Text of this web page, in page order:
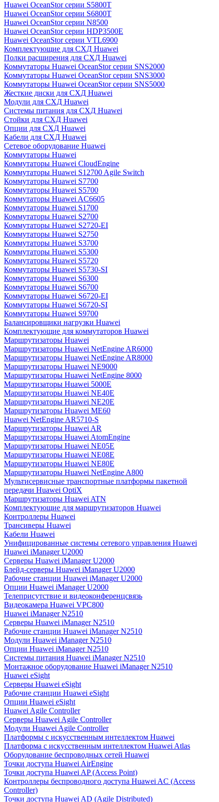
Huawei OceanStor серии S5800T
Huawei OceanStor серии S6800T
Huawei OceanStor серии N8500
Huawei OceanStor серии HDP3500E
Huawei OceanStor серии VTL6900
Комплектующие для СХД Huawei
Полки расширения для СХД Huawei
Коммутаторы Huawei OceanStor серии SNS2000
Коммутаторы Huawei OceanStor серии SNS3000
Коммутаторы Huawei OceanStor серии SNS5000
Жесткие диски для СХД Huawei
Модули для СХД Huawei
Системы питания для СХД Huawei
Стойки для СХД Huawei
Опции для СХД Huawei
Кабели для СХД Huawei
Сетевое оборудование Huawei
Коммутаторы Huawei
Коммутаторы Huawei CloudEngine
Коммутаторы Huawei S12700 Agile Switch
Коммутаторы Huawei S7700
Коммутаторы Huawei S5700
Коммутаторы Huawei AC6605
Коммутаторы Huawei S1700
Коммутаторы Huawei S2700
Коммутаторы Huawei S2720-EI
Коммутаторы Huawei S2750
Коммутаторы Huawei S3700
Коммутаторы Huawei S5300
Коммутаторы Huawei S5720
Коммутаторы Huawei S5730-SI
Коммутаторы Huawei S6300
Коммутаторы Huawei S6700
Коммутаторы Huawei S6720-EI
Коммутаторы Huawei S6720-SI
Коммутаторы Huawei S9700
Балансировщики нагрузки Huawei
Комплектующие для коммутаторов Huawei
Маршрутизаторы Huawei
Маршрутизаторы Huawei NetEngine AR6000
Маршрутизаторы Huawei NetEngine AR8000
Маршрутизаторы Huawei NE9000
Маршрутизаторы Huawei NetEngine 8000
Маршрутизаторы Huawei 5000E
Маршрутизаторы Huawei NE40E
Маршрутизаторы Huawei NE20E
Маршрутизаторы Huawei ME60
Huawei NetEngine AR5710-S
Маршрутизаторы Huawei AR
Маршрутизаторы Huawei AtomEngine
Маршрутизаторы Huawei NE05E
Маршрутизаторы Huawei NE08E
Маршрутизаторы Huawei NE80E
Маршрутизаторы Huawei NetEngine A800
Мультисервисные транспортные платформы пакетной
передачи Huawei OptiX
Маршрутизаторы Huawei ATN
Комплектующие для маршрутизаторов Huawei
Контроллеры Huawei
Трансиверы Huawei
Кабели Huawei
Унифицированные системы сетевого управления Huawei
Huawei iManager U2000
Серверы Huawei iManager U2000
Блейд-серверы Huawei iManager U2000
Рабочие станции Huawei iManager U2000
Опции Huawei iManager U2000
Телеприсутствие и видеоконференцсвязь
Видеокамера Huawei VPC800
Huawei iManager N2510
Серверы Huawei iManager N2510
Рабочие станции Huawei iManager N2510
Модули Huawei iManager N2510
Опции Huawei iManager N2510
Системы питания Huawei iManager N2510
Монтажное оборудование Huawei iManager N2510
Huawei eSight
Серверы Huawei eSight
Рабочие станции Huawei eSight
Опции Huawei eSight
Huawei Agile Controller
Серверы Huawei Agile Controller
Модули Huawei Agile Controller
Платформы с искусственным интеллектом Huawei
Платформа с искусственным интеллектом Huawei Atlas
Оборудование беспроводных сетей Huawei
Точки доступа Huawei AirEngine
Точки доступа Huawei AP (Access Point)
Контроллеры беспроводного доступа Huawei AC (Access
Controller)
Точки доступа Huawei AD (Agile Distributed)